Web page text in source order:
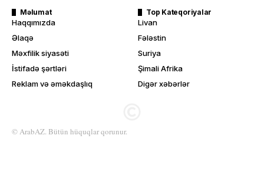
Məlumat
Haqqımızda
Əlaqə
Məxfilik siyasəti
İstifadə şərtləri
Reklam və əməkdaşlıq
Top Kateqoriyalar
Livan
Fələstin
Suriya
Şimali Afrika
Digər xəbərlər
© ArabAZ. Bütün hüquqlar qorunur.